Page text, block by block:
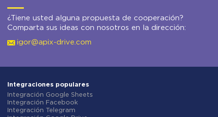
¿Tiene usted alguna propuesta de cooperación?
Comparta sus ideas con nosotros en la dirección:
igor@apix-drive.com
Integraciones populares
Integración Google Sheets
Integración Facebook
Integración Telegram